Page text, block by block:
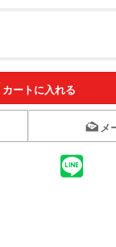
カートに入れる
メ